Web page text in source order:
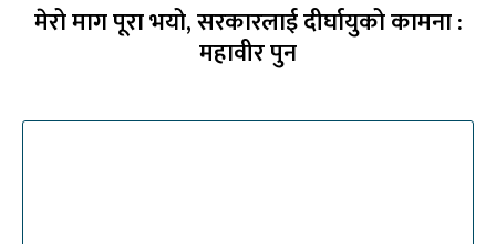
मेरो माग पूरा भयो, सरकारलाई दीर्घायुको कामना :
महावीर पुन